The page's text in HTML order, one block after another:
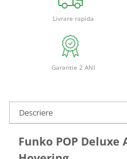
Livrare rapida
Garantie 2 ANI
Descriere
Funko POP